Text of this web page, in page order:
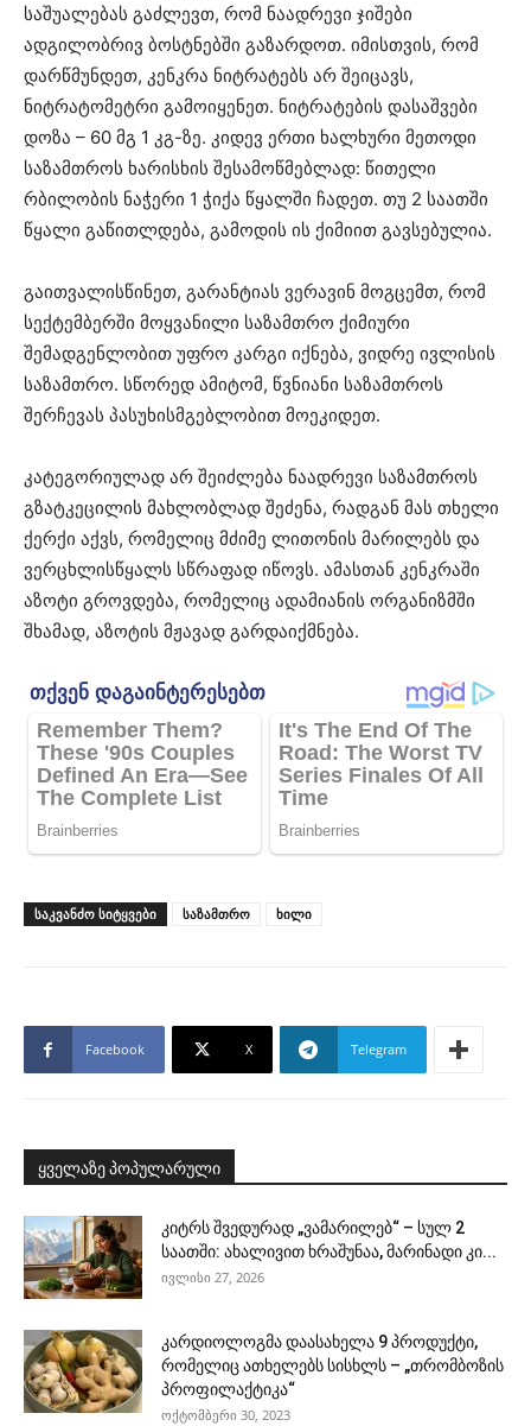
საშუალებას გაძლევთ, რომ ნაადრევი ჯიშები
ადგილობრივ ბოსტნებში გაზარდოთ. იმისთვის, რომ
დარწმუნდეთ, კენკრა ნიტრატებს არ შეიცავს,
ნიტრატომეტრი გამოიყენეთ. ნიტრატების დასაშვები
დოზა – 60 მგ 1 კგ-ზე. კიდევ ერთი ხალხური მეთოდი
საზამთროს ხარისხის შესამოწმებლად: წითელი
რბილობის ნაჭერი 1 ჭიქა წყალში ჩადეთ. თუ 2 საათში
წყალი გაწითლდება, გამოდის ის ქიმიით გავსებულია.
გაითვალისწინეთ, გარანტიას ვერავინ მოგცემთ, რომ
სექტემბერში მოყვანილი საზამთრო ქიმიური
შემადგენლობით უფრო კარგი იქნება, ვიდრე ივლისის
საზამთრო. სწორედ ამიტომ, წვნიანი საზამთროს
შერჩევას პასუხისმგებლობით მოეკიდეთ.
კატეგორიულად არ შეიძლება ნაადრევი საზამთროს
გზატკეცილის მახლობლად შეძენა, რადგან მას თხელი
ქერქი აქვს, რომელიც მძიმე ლითონის მარილებს და
ვერცხლისწყალს სწრაფად იწოვს. ამასთან კენკრაში
აზოტი გროვდება, რომელიც ადამიანის ორგანიზმში
შხამად, აზოტის მჟავად გარდაიქმნება.
ᲡᲐᲙᲕᲐᲜᲫᲝ ᲡᲘᲢᲧᲕᲔᲑᲘ საზამთრო ხილი
Facebook X Telegram
ყველაზე პოპულარული
კიტრს შვედურად „ვამარილებ“ – სულ 2
საათში: ახალივით ხრაშუნაა, მარინადი კი...
ივლისი 27, 2026
კარდიოლოგმა დაასახელა 9 პროდუქტი,
რომელიც ათხელებს სისხლს – „თრომბოზის
პროფილაქტიკა“
ოქტომბერი 30, 2023